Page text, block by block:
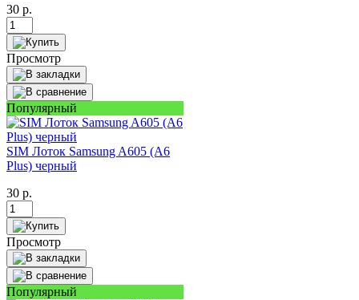
30 р.
Просмотр
Популярный
SIM Лоток Samsung A605 (A6
Plus) черный
30 р.
Просмотр
Популярный